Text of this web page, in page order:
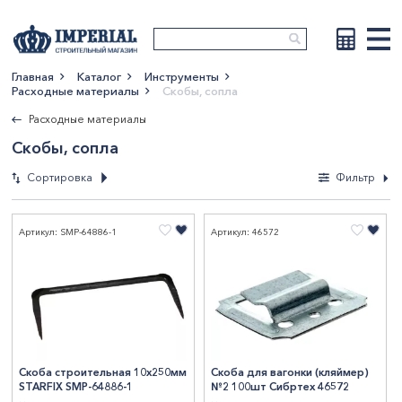
Главная Каталог
Инструменты
Расходные материалы
Скобы, сопла
Расходные материалы
Скобы, сопла
Фильтр
Сортировка
цены
3 1
14 1
16
20 1
СтранаПроисхождения
ГЕРМАНИЯ
Бренд
Артикул: SMP-64886-1
Скоба строительная 10х250мм
STARFIX SMP-64886-1
Артикул: 46572
Скоба для вагонки (кляймер)
№2 100шт Сибртех 46572